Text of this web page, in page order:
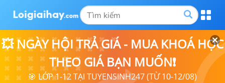
💥 NGÀY HỘI TRẢ GIÁ - MUA KHOÁ HỌC
THEO GIÁ BẠN MUỐN❗
🎯 LỚP 1-12 TẠI TUYENSINH247 (TỪ 10-12/08)